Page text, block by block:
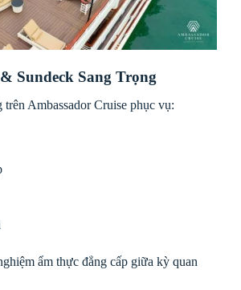
Sundeck Sang Trọng
trên Ambassador Cruise phục vụ:
ẩm thực đẳng cấp giữa kỳ quan